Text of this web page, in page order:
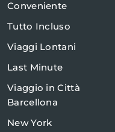
Conveniente
Tutto Incluso
Viaggi Lontani
Last Minute
Viaggio in Città
Barcellona
New York